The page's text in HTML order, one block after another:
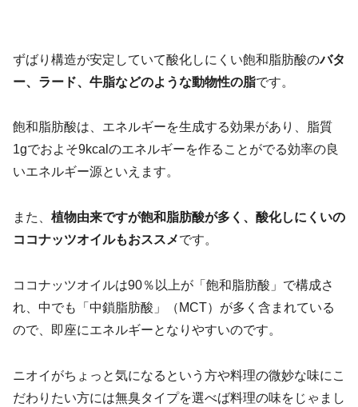
ずばり構造が安定していて酸化しにくい飽和脂肪酸のバタ
ー、ラード、牛脂などのような動物性の脂です。
飽和脂肪酸は、エネルギーを生成する効果があり、脂質
1gでおよそ9kcalのエネルギーを作ることがでる効率の良
いエネルギー源といえます。
また、 植物由来ですが飽和脂肪酸が多く、酸化しにくいの
ココナッツオイルもおススメです。
ココナッツオイルは90％以上が「飽和脂肪酸」で構成さ
れ、中でも「中鎖脂肪酸」（MCT）が多く含まれている
ので、即座にエネルギーとなりやすいのです。
ニオイがちょっと気になるという方や料理の微妙な味にこ
だわりたい方には無臭タイプを選べば料理の味をじゃまし